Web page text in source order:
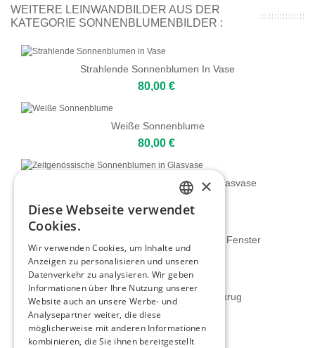
WEITERE LEINWANDBILDER AUS DER
KATEGORIE SONNENBLUMENBILDER :
Strahlende Sonnenblumen In Vase
80,00 €
Weiße Sonnenblume
80,00 €
Zeitgenössische Sonnenblumen In Glasvase
Impressionistische Sonnenblumen Am Fenster
80,00 €
Sonnenblumen In Einem Keramikkrug
80,00 €
ENGLISH
GERMAN
FRENCH
×
Diese Webseite verwendet
Cookies.
Wir verwenden Cookies, um Inhalte und
Anzeigen zu personalisieren und unseren
Datenverkehr zu analysieren. Wir geben
Informationen über Ihre Nutzung unserer
Website auch an unsere Werbe- und
Analysepartner weiter, die diese
möglicherweise mit anderen Informationen
kombinieren, die Sie ihnen bereitgestellt